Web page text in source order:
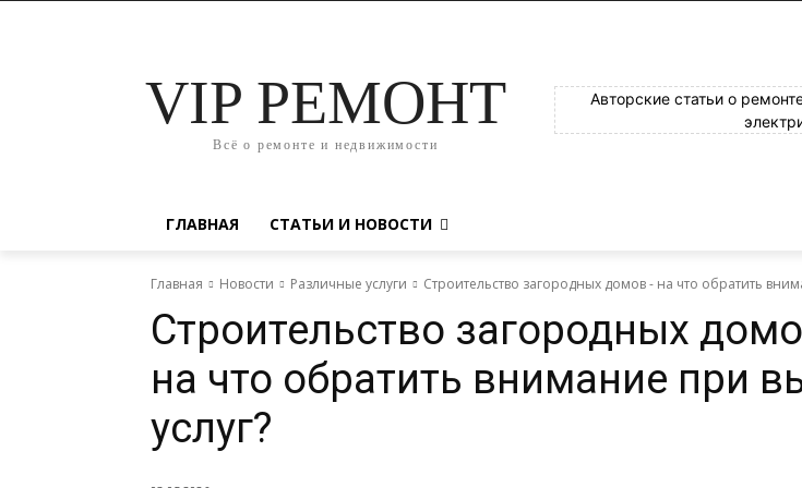
VIP РЕМОНТ
Всё о ремонте и недвижимости
Авторские статьи о
ГЛАВНАЯ СТАТЬИ И НОВОСТИ
Главная Новости Различные услуги Строительство загородных домов - на что обратить
Строительство загородных
на что обратить внимание при
услуг?